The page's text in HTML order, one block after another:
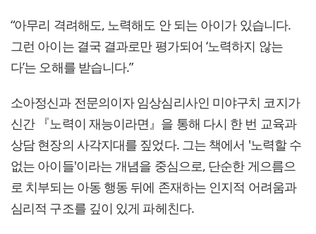
“아무리 격려해도, 노력해도 안 되는 아이가 있습니다.
그런 아이는 결국 결과로만 평가되어 ‘노력하지 않는
다’는 오해를 받습니다.”
소아정신과 전문의이자 임상심리사인 미야구치 코지가
신간 『노력이 재능이라면』을 통해 다시 한 번 교육과
상담 현장의 사각지대를 짚었다. 그는 책에서 '노력할 수
없는 아이들'이라는 개념을 중심으로, 단순한 게으름으
로 치부되는 아동 행동 뒤에 존재하는 인지적 어려움과
심리적 구조를 깊이 있게 파헤친다.